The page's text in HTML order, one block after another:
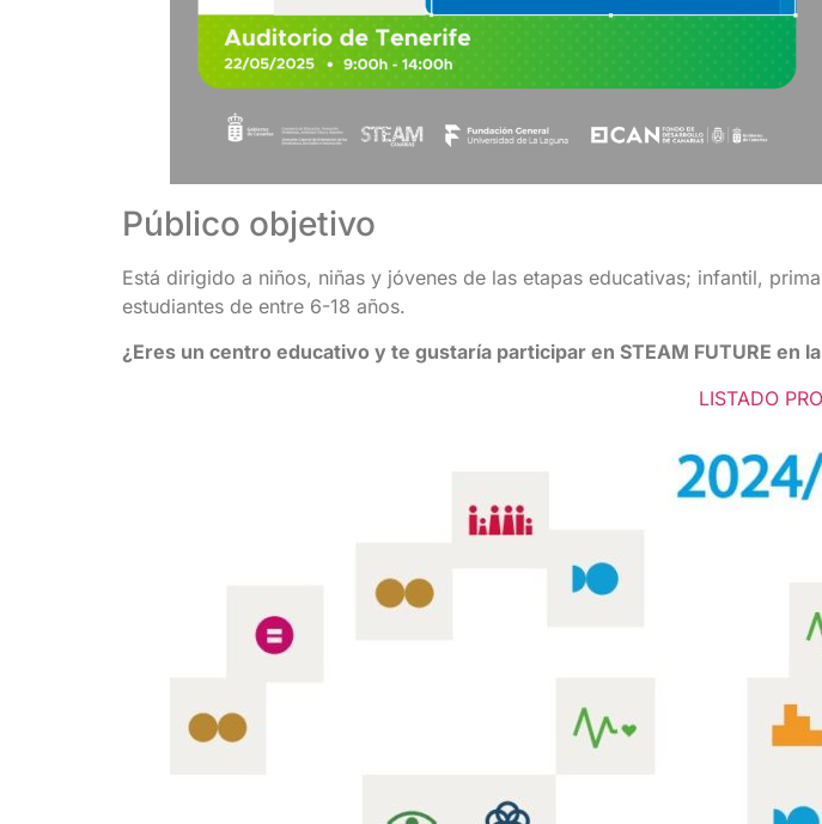
Público objetivo
Está dirigido a niños, niñas y jóvenes de las etapas educativas; infantil,
estudiantes de entre 6-18 años.
¿Eres un centro educativo y te gustaría participar en STEAM FUTURE en
LISTADO